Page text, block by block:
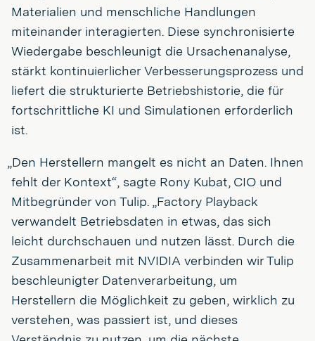
Materialien und menschliche Handlungen
miteinander interagierten. Diese synchronisierte
Wiedergabe beschleunigt die Ursachenanalyse,
stärkt kontinuierlicher Verbesserungsprozess und
liefert die strukturierte Betriebshistorie, die für
fortschrittliche KI und Simulationen erforderlich
ist.
„Den Herstellern mangelt es nicht an Daten. Ihnen
fehlt der Kontext“, sagte Rony Kubat, CIO und
Mitbegründer von Tulip. „Factory Playback
verwandelt Betriebsdaten in etwas, das sich
leicht durchschauen und nutzen lässt. Durch die
Zusammenarbeit mit NVIDIA verbinden wir Tulip
beschleunigter Datenverarbeitung, um
Herstellern die Möglichkeit zu geben, wirklich zu
verstehen, was passiert ist, und dieses